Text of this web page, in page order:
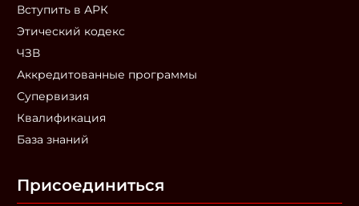
Вступить в АРК
Этический кодекс
ЧЗВ
Аккредитованные программы
Супервизия
Квалификация
База знаний
Присоединиться